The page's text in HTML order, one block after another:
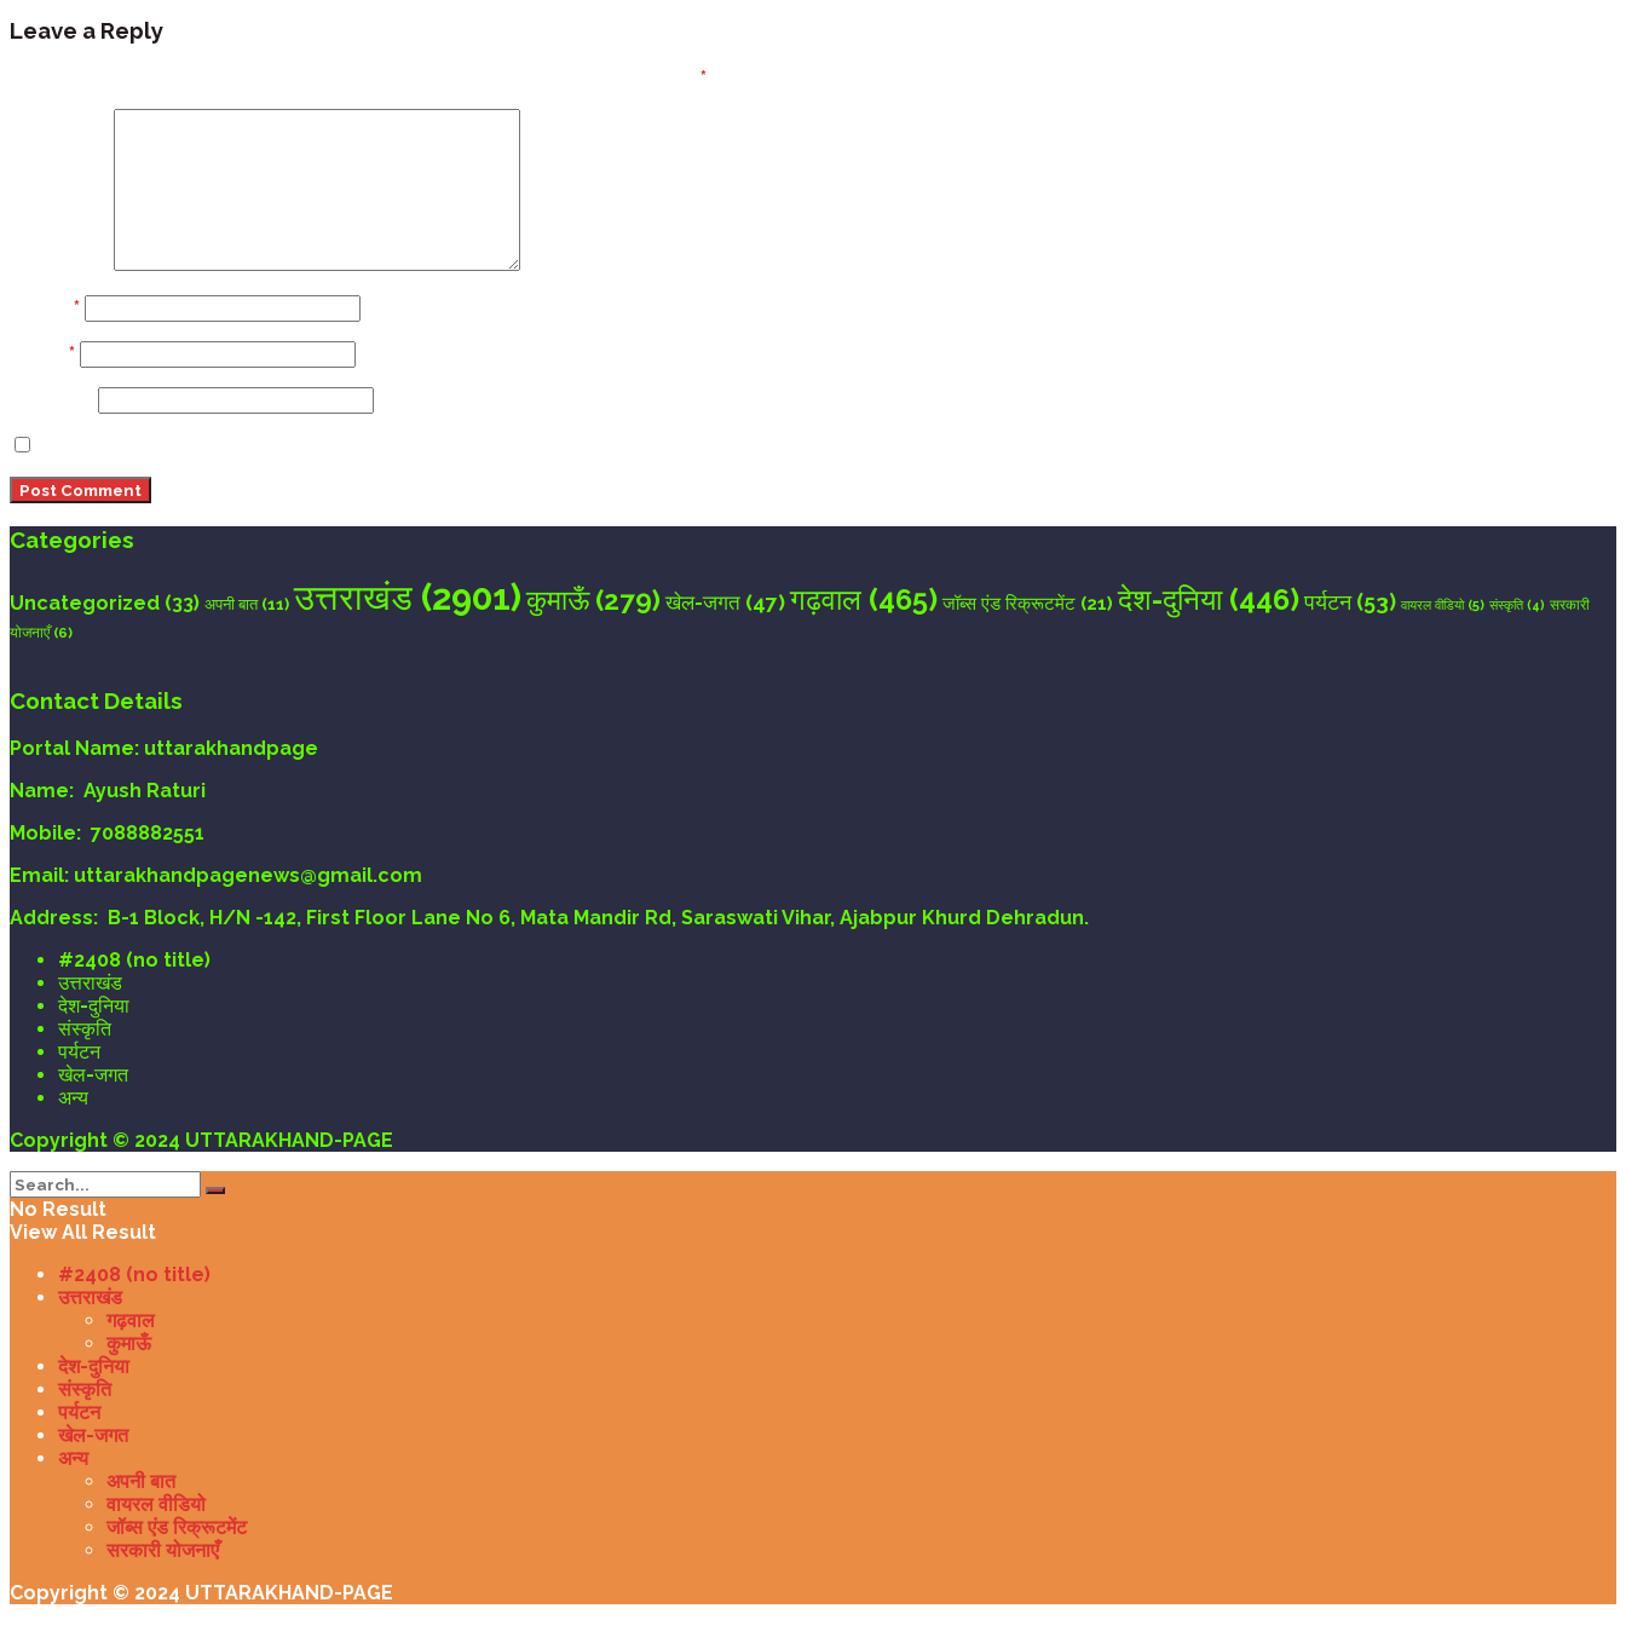
Leave a Reply
*
*
*
Categories
Uncategorized (33) अपनी बात(11) उत्तराखंड (2901)कुमाऊँ(279) खेल-जगत (47) गढ़वाल (465) जॉब्स एंड रिक्रूटमेंट (21) देश-दुनिया(446)पर्यटन(53) वायरल वीडियो(5) संस्कृति(4) सरकारी
योजनाएँ(6)
Contact Details
Portal Name: uttarakhandpage
Name: Ayush Raturi
Mobile: 7088882551
Email: uttarakhandpagenews@gmail.com
Address: B-1 Block, H/N -142, First Floor Lane No 6, Mata Mandir Rd, Saraswati Vihar, Ajabpur Khurd Dehradun.
#2408 (no title)
उत्तराखंड
देश-दुनिया
संस्कृति
पर्यटन
खेल-जगत
अन्य
Copyright © 2024 UTTARAKHAND-PAGE
No Result
View All Result
#2408 (no title)
उत्तराखंड
गढ़वाल
कुमाऊँ
देश-दुनिया
संस्कृति
पर्यटन
खेल-जगत
अन्य
अपनी बात
वायरल वीडियो
जॉब्स एंड रिक्रूटमेंट
सरकारी योजनाएँ
Copyright © 2024 UTTARAKHAND-PAGE